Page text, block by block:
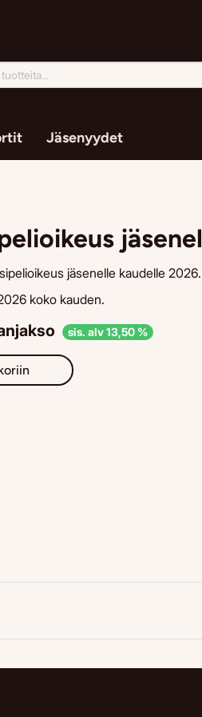
Jäsenyydet
jäsenelle kaudelle 2026.
koko kauden.
sis. alv 13,50 %